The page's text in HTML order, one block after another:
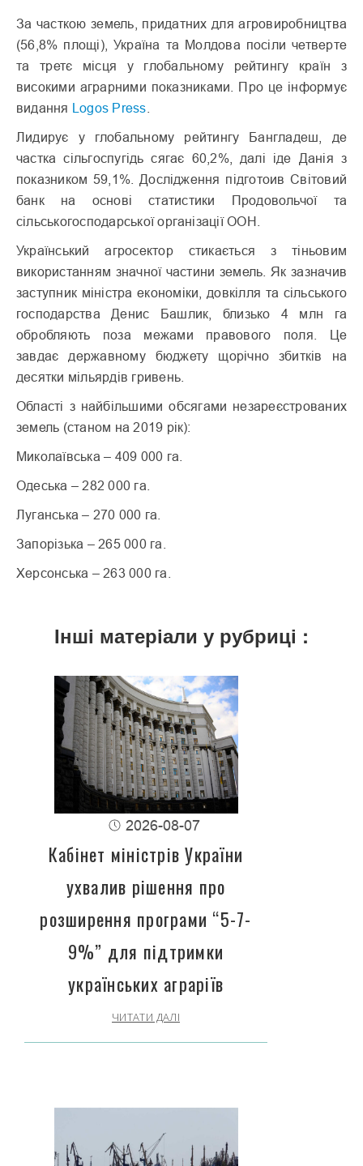
За часткою земель, придатних для агровиробництва
(56,8% площі), Україна та Молдова посіли четверте
та третє місця у глобальному рейтингу країн з
високими аграрними показниками. Про це інформує
видання Logos Press
Лидирує у глобальному рейтингу Бангладеш, де
частка сільгоспугідь сягає 60,2%, далі іде Данія з
показником 59,1%. Дослідження підготоив Світовий
банк на основі статистики Продовольчої та
сільськогосподарської організації ООН.
Український агросектор стикається з тіньовим
використанням значної частини земель. Як зазначив
заступник міністра економіки, довкілля та сільського
господарства Денис Башлик, близько 4 млн га
обробляють поза межами правового поля. Це
завдає державному бюджету щорічно збитків на
десятки мільярдів гривень.
Області з найбільшими обсягами незареєстрованих
земель (станом на 2019 рік):
Миколаївська – 409 000 га.
Одеська – 282 000 га.
Луганська – 270 000 га.
Запорізька – 265 000 га.
Херсонська – 263 000 га.
Інші матеріали у рубриці :
2026-08-07
Кабінет міністрів України
ухвалив рішення про
розширення програми “5-7-
9%” для підтримки
українських аграріїв
ЧИТАТИ ДАЛІ